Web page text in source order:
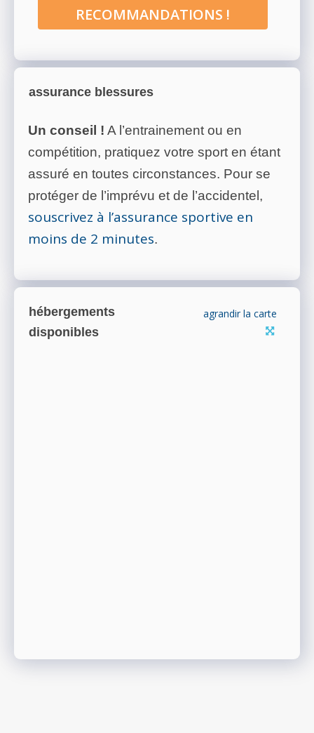
RECOMMANDATIONS !
assurance blessures
Un conseil ! A l’entrainement ou en
compétition, pratiquez votre sport en étant
assuré en toutes circonstances. Pour se
protéger de l’imprévu et de l’accidentel,
souscrivez à l’assurance sportive en
moins de 2 minutes.
hébergements
disponibles
agrandir la carte